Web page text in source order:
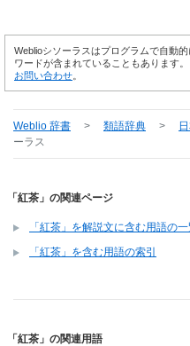
Weblioシソーラスはプログラムで自動
ワードが含まれていることもあります
お問い合わせ
Weblio 辞書 > 類語辞典 >
ーラス
「紅茶」の関連ページ
「紅茶」を解説文に含む用語の
「紅茶」を含む用語の索引
「紅茶」の関連用語